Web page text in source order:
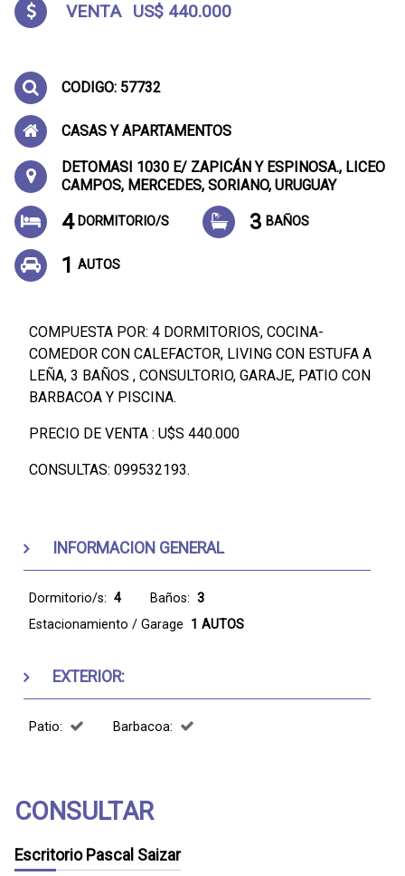
VENTA US$ 440.000
CODIGO: 57732
CASAS Y APARTAMENTOS
DETOMASI 1030 E/ ZAPICÁN Y ESPINOSA., LICEO
CAMPOS, MERCEDES, SORIANO, URUGUAY
4 DORMITORIO/S 3 BAÑOS
1 AUTOS
COMPUESTA POR: 4 DORMITORIOS, COCINA-
COMEDOR CON CALEFACTOR, LIVING CON ESTUFA A
LEÑA, 3 BAÑOS , CONSULTORIO, GARAJE, PATIO CON
BARBACOA Y PISCINA.
PRECIO DE VENTA : U$S 440.000
CONSULTAS: 099532193.
INFORMACION GENERAL
Dormitorio/s: 4 Baños: 3
Estacionamiento / Garage 1 AUTOS
EXTERIOR:
Patio: Barbacoa:
CONSULTAR
Escritorio Pascal Saizar